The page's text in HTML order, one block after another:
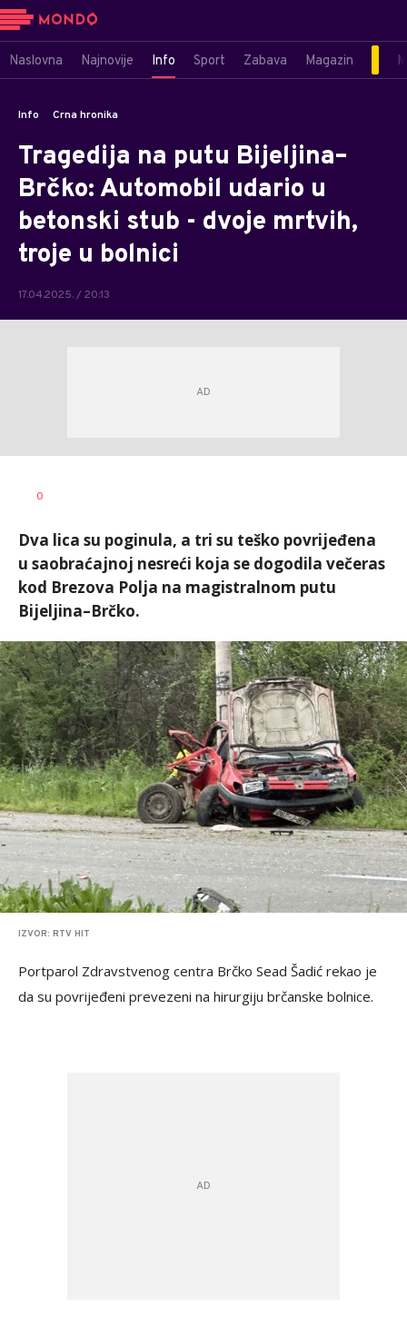
Naslovna Najnovije Info Sport Zabava Magazin
Info Crna hronika
Tragedija na putu Bijeljina–
Brčko: Automobil udario u
betonski stub - dvoje mrtvih,
troje u bolnici
17.04.2025. / 20:13
AUTOR
0
Dva lica su poginula, a tri su teško povrijeđena
u saobraćajnoj nesreći koja se dogodila večeras
kod Brezova Polja na magistralnom putu
Bijeljina–Brčko.
IZVOR: RTV HIT
Portparol Zdravstvenog centra Brčko Sead Šadić rekao je
da su povrijeđeni prevezeni na hirurgiju brčanske bolnice.